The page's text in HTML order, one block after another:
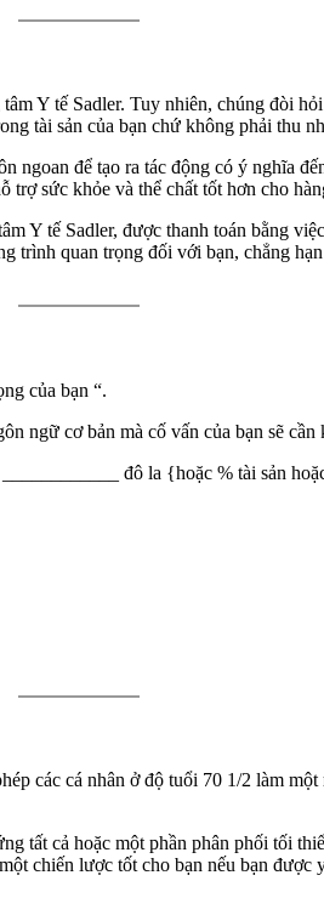
Y tế Sadler. Tuy nhiên, chúng đòi
tài sản của bạn chứ không phải thu
ngoan để tạo ra tác động có ý nghĩa
sức khỏe và thể chất tốt hơn cho
Y tế Sadler, được thanh toán bằng
trình quan trọng đối với bạn, chẳng
của bạn “.
ngữ cơ bản mà cố vấn của bạn sẽ
đô la {hoặc % tài sản
các cá nhân ở độ tuổi 70 1/2 làm
tất cả hoặc một phần phân phối tối
chiến lược tốt cho bạn nếu bạn